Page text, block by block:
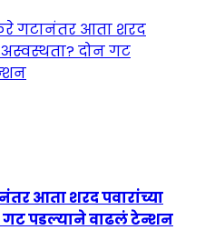
आता शरद पवारांच्या
गट पडल्याने वाढलं टेन्शन